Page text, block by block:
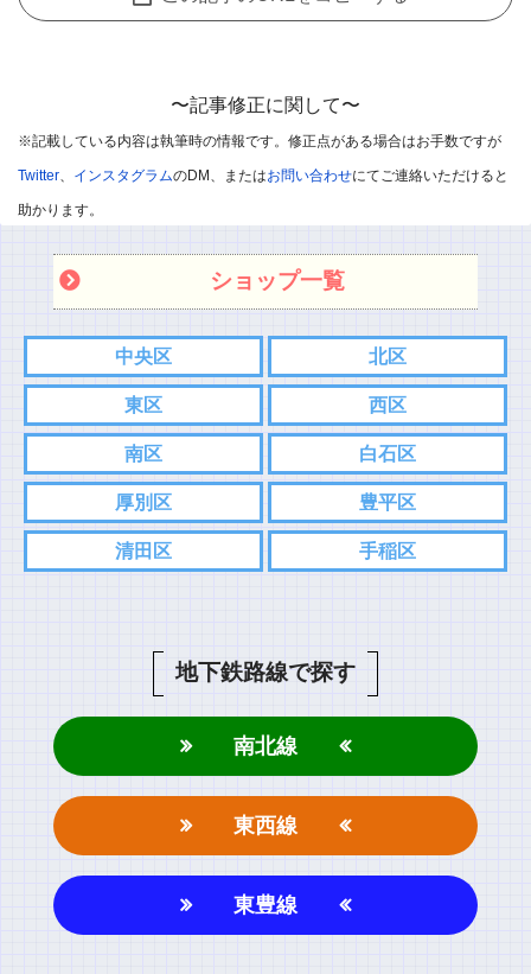
有できることを主な目的として開放しているのですが、
させていただきます。
思います。
※承認制としました
また記事内容へのご質問などありましたら、コメント欄ではなく
各SNS、もしくはお問い合わせフォームからご連絡お願い致しま
こちらの方がスムーズにやり取りできるので。
⇨Twitter
インスタグラム
〜記事修正に関して〜
※記載している内容は執筆時の情報です。修正点がある場合はお手数ですが
Twitter インスタグラムのDM、またはお問い合わせにてご連絡いただけると
助かります。
ショップ一覧
中央区 北区
東区 西区
南区 白石区
厚別区 豊平区
清田区 手稲区
地下鉄路線で探す
南北線
東西線
東豊線